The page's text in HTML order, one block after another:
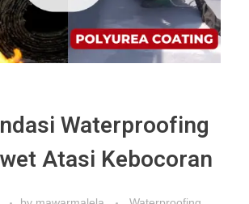
Waterproofing
Atasi Kebocoran